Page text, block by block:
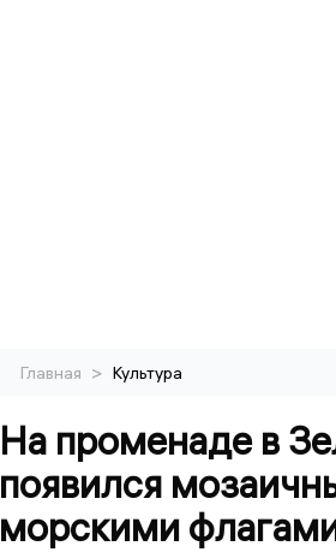
Главная > Культура
На променаде в
появился
морскими